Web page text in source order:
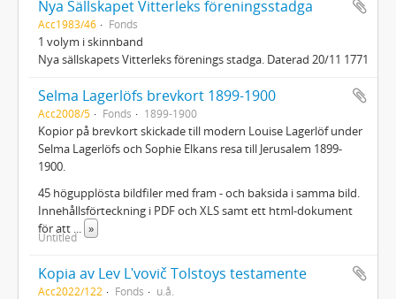
Nya Sällskapet Vitterleks föreningsstadga
Acc1983/46 Fonds
1 volym i skinnband
Nya sällskapets Vitterleks förenings stadga. Daterad 20/11 1771
Selma Lagerlöfs brevkort 1899-1900
Acc2008/5 Fonds 1899-1900
Kopior på brevkort skickade till modern Louise Lagerlöf under
Selma Lagerlöfs och Sophie Elkans resa till Jerusalem 1899-
1900.
45 högupplösta bildfiler med fram - och baksida i samma bild.
Innehållsförteckning i PDF och XLS samt ett html-dokument
för att
»
Untitled
Kopia av Lev Lʹvovič Tolstoys testamente
Acc2022/122 Fonds u.å.